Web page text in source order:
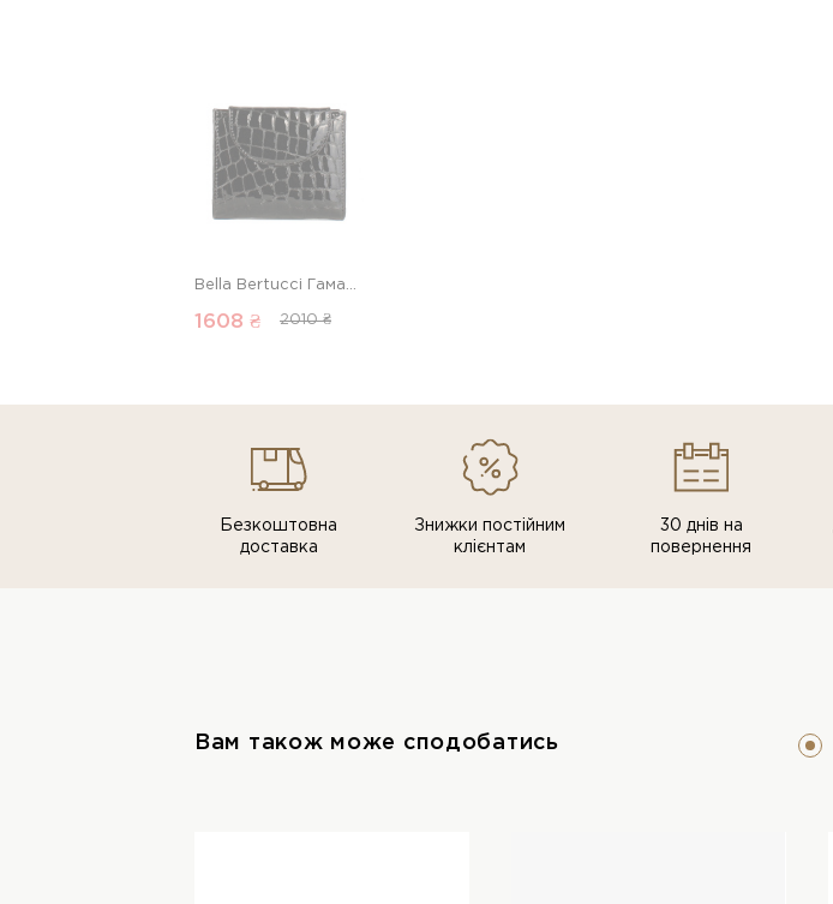
1608 ₴ 2010 ₴
Безкоштовна
доставка
Знижки постiйним
клiєнтам
30 днів на
повернення
Вам також може сподобатись